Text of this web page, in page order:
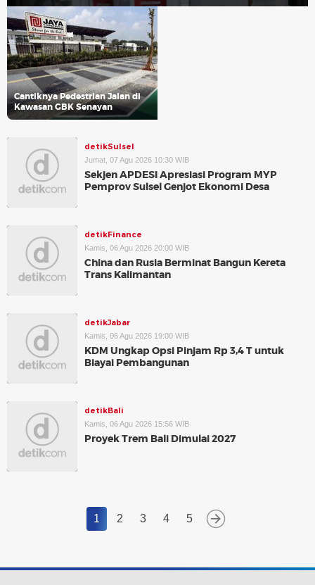
Cantiknya Pedestrian Jalan di
Kawasan GBK Senayan
detikSulsel
Jumat, 07 Agu 2026 10:30 WIB
Sekjen APDESI Apresiasi Program MYP
Pemprov Sulsel Genjot Ekonomi Desa
detikFinance
Kamis, 06 Agu 2026 20:00 WIB
China dan Rusia Berminat Bangun Kereta
Trans Kalimantan
detikJabar
Kamis, 06 Agu 2026 19:00 WIB
KDM Ungkap Opsi Pinjam Rp 3,4 T untuk
Biayai Pembangunan
detikBali
Kamis, 06 Agu 2026 15:56 WIB
Proyek Trem Bali Dimulai 2027
1 2 3 4 5